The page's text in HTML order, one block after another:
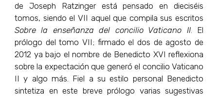
de Joseph Ratzinger está pensado en dieciséis
tomos, siendo el VII aquel que compila sus escritos
Sobre la enseñanza del concilio Vaticano II. El
prólogo del tomo VII; firmado el dos de agosto de
2012 ya bajo el nombre de Benedicto XVI reflexiona
sobre la expectación que generó el concilio Vaticano
II y algo más. Fiel a su estilo personal Benedicto
sintetiza en este breve prólogo varias sugestivas